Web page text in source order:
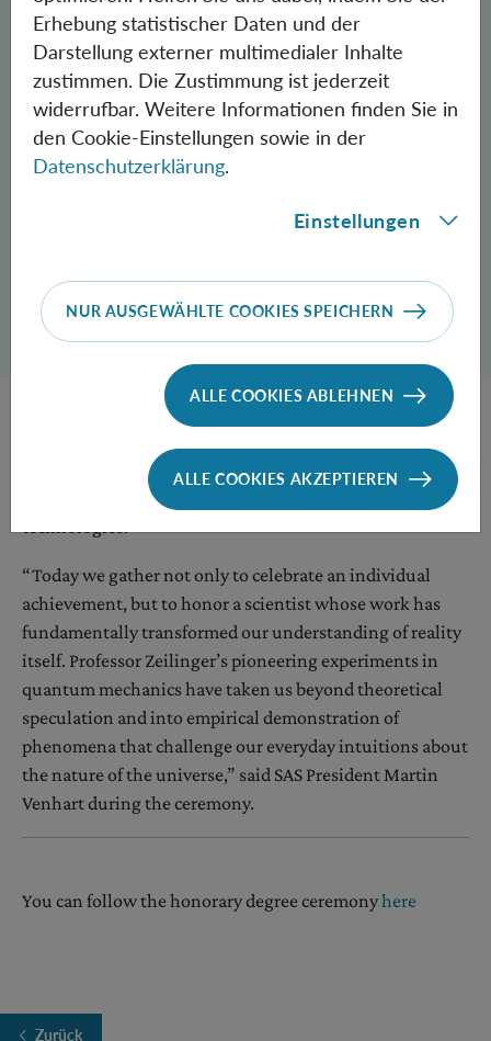
Dialog zum Teilen der Seite öffnen
Teilen
degree to Prof. Zeilinger in recognition of his
contributions to particle physics and quantum
“Today we gather not only to celebrate an individual
achievement, but to honor a scientist whose work has
fundamentally transformed our understanding of reality
itself. Professor Zeilinger’s pioneering experiments in
quantum mechanics have taken us beyond theoretical
speculation and into empirical demonstration of
phenomena that challenge our everyday intuitions about
the nature of the universe,” said SAS President Martin
Venhart during the ceremony.
You can follow the honorary degree ceremonyhere
Zurück
Erhebung statistischer Daten und der
Darstellung externer multimedialer Inhalte
zustimmen. Die Zustimmung ist jederzeit
widerrufbar. Weitere Informationen finden Sie in
den Cookie-Einstellungen sowie in der
Datenschutzerklärung.
Einstellungen
NUR AUSGEWÄHLTE COOKIES SPEICHERN
ALLE COOKIES ABLEHNEN
ALLE COOKIES AKZEPTIEREN